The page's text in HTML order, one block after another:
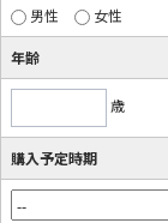
男性 女性
年齢
歳
購入予定時期